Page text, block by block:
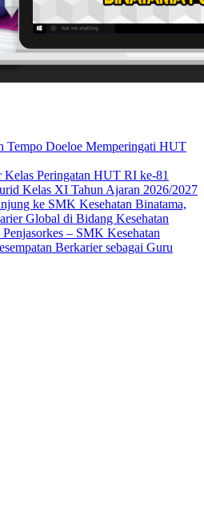
Tempo Doeloe Memperingati HUT
Peringatan HUT RI ke-81
Kelas XI Tahun Ajaran 2026/2027
ke SMK Kesehatan Binatama,
Global di Bidang Kesehatan
– SMK Kesehatan
Berkarier sebagai Guru